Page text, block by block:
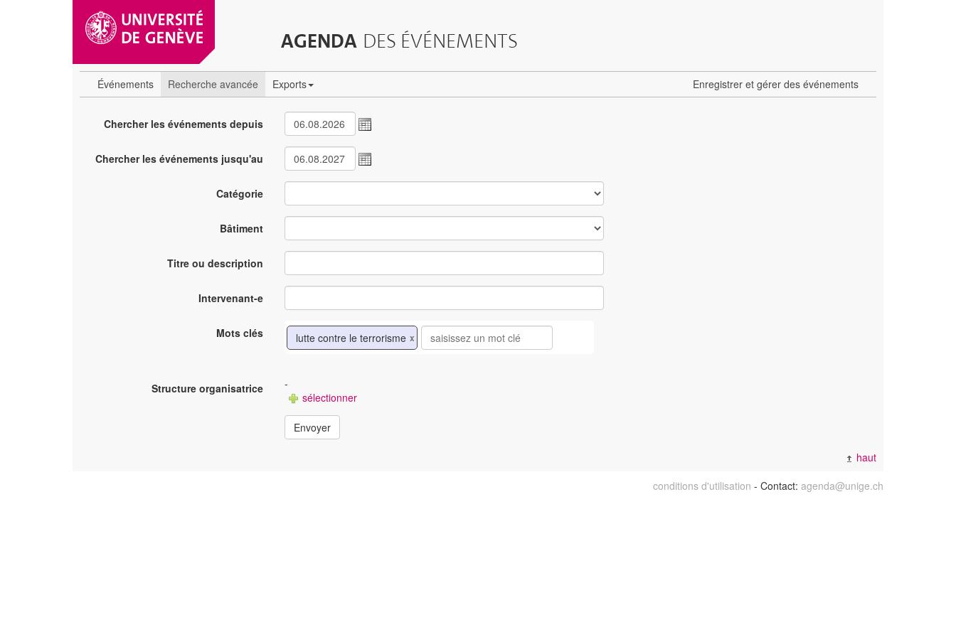
AGENDA DES ÉVÉNEMENTS
Événements Recherche avancée Exports Enregistrer et gérer des événements
Chercher les événements depuis
Chercher les événements jusqu'au
Catégorie
Bâtiment
Titre ou description
Intervenant-e
Mots clés lutte contre le terrorisme x
Structure organisatrice
-
sélectionner
Envoyer
haut
conditions d'utilisation - Contact: agenda@unige.ch